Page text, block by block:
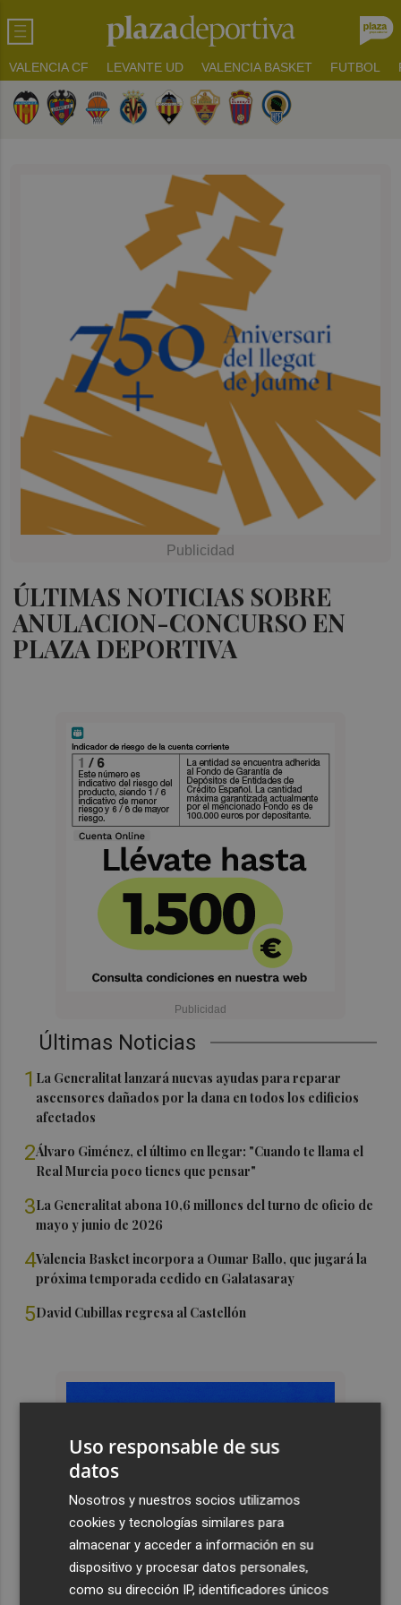
VALENCIA CF LEVANTE UD VALENCIA BASKET FUTBOL
ÚLTIMAS NOTICIAS SOBRE
ANULACION-CONCURSO EN
PLAZA DEPORTIVA
Últimas Noticias
1 La Generalitat lanzará nuevas ayudas para reparar
ascensores dañados por la dana en todos los edificios
afectados
2Álvaro Giménez, el último en llegar: "Cuando te llama el
Real Murcia poco tienes que pensar"
3La Generalitat abona 10,6 millones del turno de oficio de
mayo y junio de 2026
4Valencia Basket incorpora a Oumar Ballo, que jugará la
próxima temporada cedido en Galatasaray
5David Cubillas regresa al Castellón
Uso responsable de sus
datos
Nosotros y nuestros socios utilizamos
cookies y tecnologías similares para
almacenar y acceder a información en su
dispositivo y procesar datos personales,
como su dirección IP, identificadores únicos